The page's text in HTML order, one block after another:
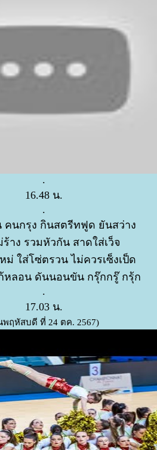
.
16.48 น.
.
นกรุง กินสตรีทฟูด ยันสว่าง
าง รวมหัวกัน สาดใส่เว็จ
ใส่โซ่ตรวน ไม่ควรเซ็งเป็ด
ลอน ดันนอนขัน กรุ๊กกรู๊ กรุ้ก
.
17.03 น.
พฤหัสบดี ที่ 24 ตค. 2567)